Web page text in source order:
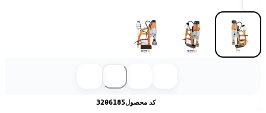
کد محصول3206185